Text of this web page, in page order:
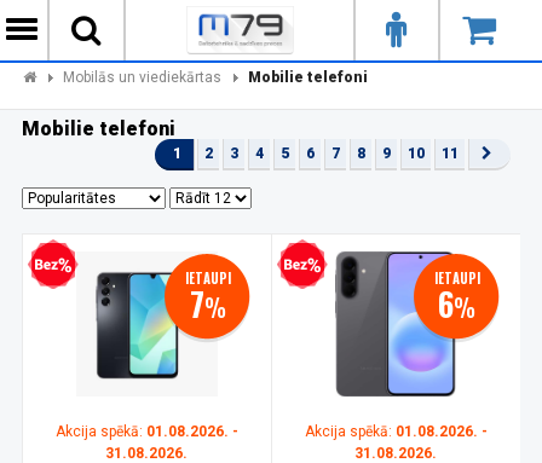
Mobilās un viediekārtas Mobilie telefoni
Mobilie telefoni
1 2 3 4 5 6 7 8 9 10 11
kredīts IETAUPI
7%
Akcija spēkā: 01.08.2026. -
31.08.2026.
Bezprocentu kredīts IETAUPI
6%
Akcija spēkā: 01.08.2026. -
31.08.2026.